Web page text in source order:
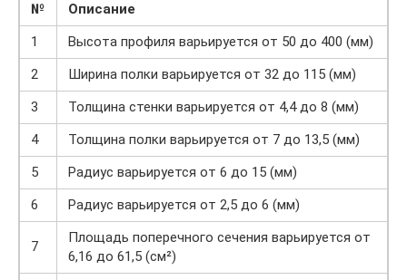
№
Описание
1
Высота профиля варьируется от 50 до 400 (мм)
2
Ширина полки варьируется от 32 до 115 (мм)
3
Толщина стенки варьируется от 4,4 до 8 (мм)
4
Толщина полки варьируется от 7 до 13,5 (мм)
5
Радиус варьируется от 6 до 15 (мм)
6
Радиус варьируется от 2,5 до 6 (мм)
7
Площадь поперечного сечения варьируется от
6,16 до 61,5 (см²)